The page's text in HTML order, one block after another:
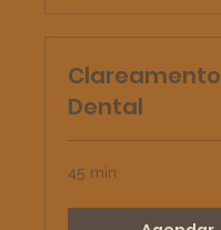
Clareamento
Dental
45 min